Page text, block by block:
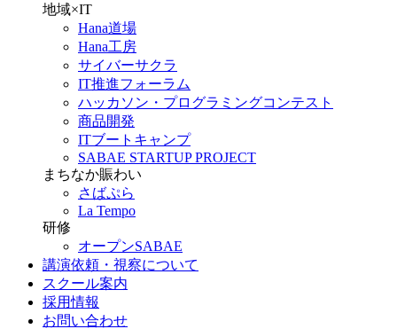
地域×IT
Hana道場
Hana工房
サイバーサクラ
IT推進フォーラム
ハッカソン・プログラミングコンテスト
商品開発
ITブートキャンプ
SABAE STARTUP PROJECT
まちなか賑わい
さばぷら
La Tempo
研修
オープンSABAE
講演依頼・視察について
スクール案内
採用情報
お問い合わせ